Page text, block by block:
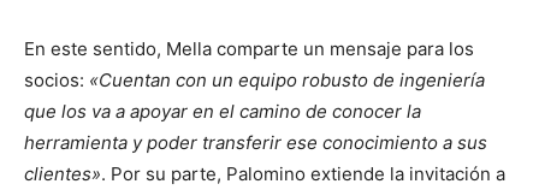
En este sentido, Mella comparte un mensaje para los
socios: «Cuentan con un equipo robusto de ingeniería
que los va a apoyar en el camino de conocer la
herramienta y poder transferir ese conocimiento a sus
clientes». Por su parte, Palomino extiende la invitación a